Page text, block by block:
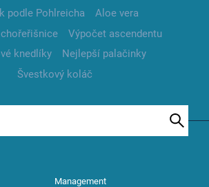
podle Pohlreicha
Aloe vera
Výpočet ascendentu
knedlíky
Nejlepší palačinky
Švestkový koláč
Management